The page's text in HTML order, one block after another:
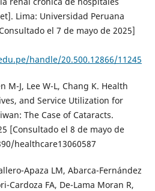
Lima: Universidad Peruana
el 7 de mayo de 2025]
handle/20.500.12866/11245
M-J, Lee W-L, Chang K. Health
and Service Utilization for
The Case of Cataracts.
[Consultado el 8 de mayo de
healthcare13060587
Apaza LM, Abarca-Fernández
Cardoza FA, De-Lama Moran R,